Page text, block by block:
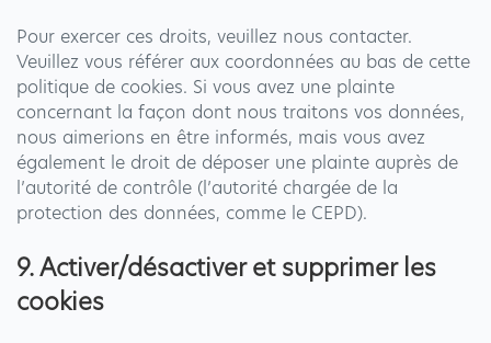
Pour exercer ces droits, veuillez nous contacter.
Veuillez vous référer aux coordonnées au bas de cette
politique de cookies. Si vous avez une plainte
concernant la façon dont nous traitons vos données,
nous aimerions en être informés, mais vous avez
également le droit de déposer une plainte auprès de
l’autorité de contrôle (l’autorité chargée de la
protection des données, comme le CEPD).
9. Activer/désactiver et supprimer les
cookies